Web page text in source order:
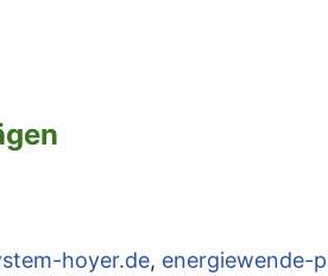
hoyer.de, energiewende-